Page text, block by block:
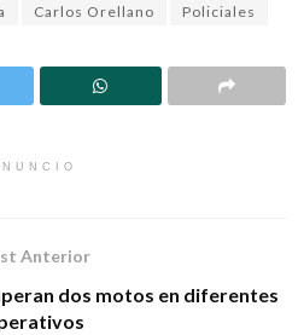
Carlos Orellano Policiales
Anterior
dos motos en diferentes